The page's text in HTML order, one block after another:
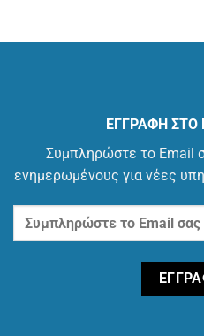
ΕΓΓΡΑΦΗ ΣΤΟ
Συμπληρώστε το Email
ενημερωμένους για νέες